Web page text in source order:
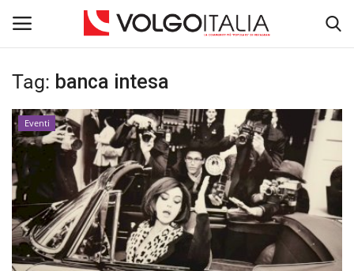
Accedi Registra
Home
La Community
Territorio
Il Fondatore
Tag: banca intesa
Eventi